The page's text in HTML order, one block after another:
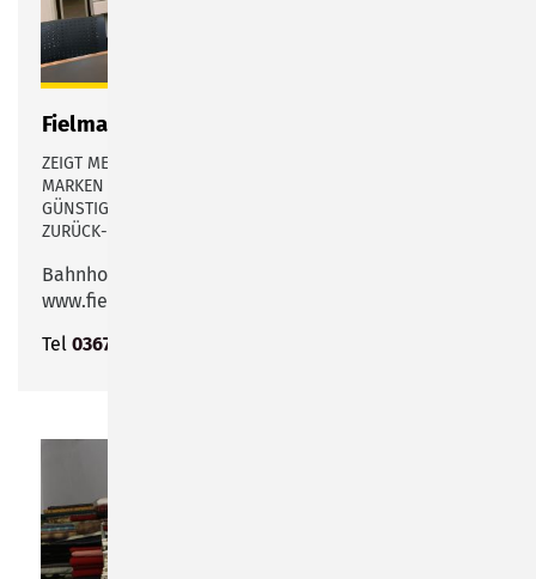
Fielmann
ZEIGT MEHR ALS 2.000 MODISCHE BRILLEN, GROSSE M
ARKEN UND INTERNATIONALE DESIGNER. ZUM GARANTIERT G
ÜNSTIGEN PREIS. DARAUF GEWÄHREN WIR DIE GELD-Z
URÜCK-GARANTIE.
Bahnhofstraße 54
www.fielmann.de
Tel 03675 809513